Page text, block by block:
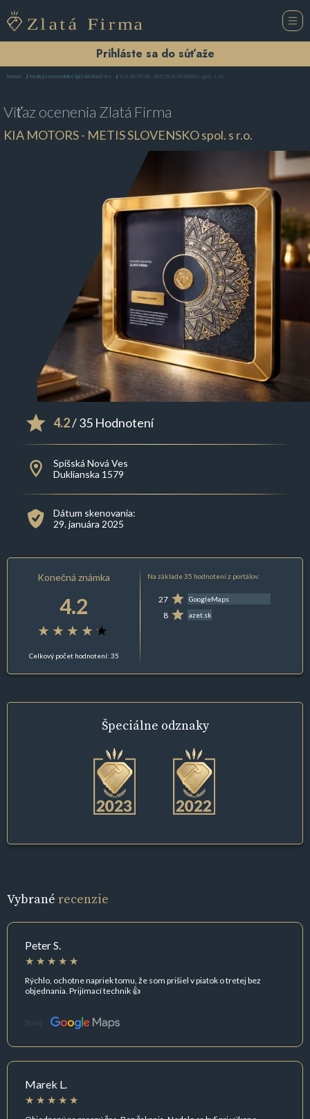
Prihláste sa do súťaže
Domov Predajca automobilov Spišská Nová Ves KIA MOTORS - METIS SLOVENSKO spol. s r.o.
Víťaz ocenenia Zlatá Firma
KIA MOTORS - METIS SLOVENSKO spol. s r.o.
4.2/ 35 Hodnotení
Spišská Nová Ves
Duklianska 1579
Dátum skenovania:
29. januára 2025
Konečná známka
4.2
Celkový počet hodnotení: 35
Na základe 35 hodnotení z portálov:
27 GoogleMaps
8 azet.sk
Špeciálne odznaky
Vybrané recenzie
Peter S.
Rýchlo, ochotne napriek tomu, že som prišiel v piatok o tretej bez
objednania. Prijímací technik 👍
Zdroj:
Marek L.